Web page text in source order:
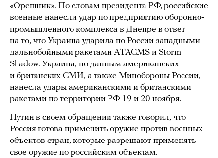
«Орешник». По словам президента РФ, российские
военные нанесли удар по предприятию оборонно-
промышленного комплекса в Днепре в ответ
на то, что Украина ударила по России западными
дальнобойными ракетами ATACMS и Storm
Shadow. Украина, по данным американских
и британских СМИ, а также Минобороны России,
нанесла удары американскими и британскими
ракетами по территории РФ 19 и 20 ноября.
Путин в своем обращении также говорил, что
Россия готова применить оружие против военных
объектов стран, которые разрешают применять
свое оружие по российским объектам.